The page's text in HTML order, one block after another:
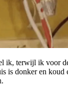
agenda
ik, terwijl ik voor
is donker en